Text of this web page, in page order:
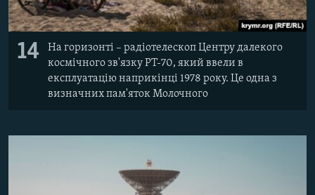
14
На горизонті – радіотелескоп Центру далекого
космічного зв'язку РТ-70, який ввели в
експлуатацію наприкінці 1978 року. Це одна з
визначних пам'яток Молочного